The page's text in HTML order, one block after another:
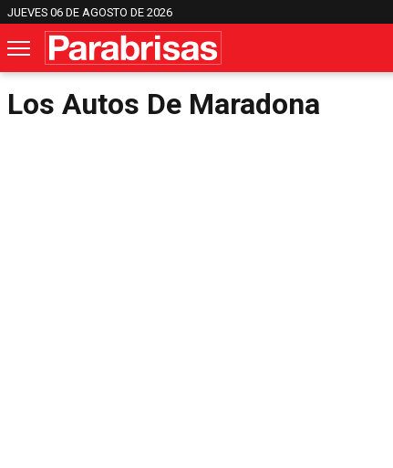
JUEVES 06 DE AGOSTO DE 2026
Los Autos De Maradona